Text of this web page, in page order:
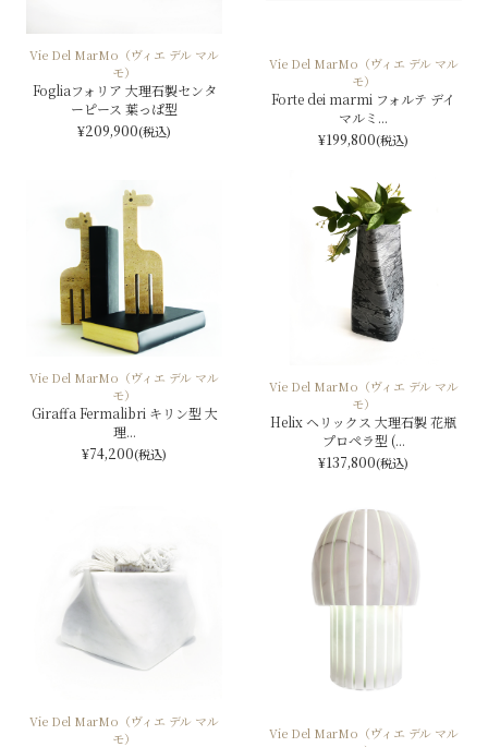
Vie Del MarMo（ヴィエ デル マル
モ）
Fogliaフォリア 大理石製センタ
ーピース 葉っぱ型
¥209,900(税込)
Vie Del MarMo（ヴィエ デル マル
モ）
Forte dei marmi フォルテ デイ
マルミ...
¥199,800(税込)
Vie Del MarMo（ヴィエ デル マル
モ）
Giraffa Fermalibri キリン型 大
理...
¥74,200(税込)
Vie Del MarMo（ヴィエ デル マル
モ）
Helix ヘリックス 大理石製 花瓶
プロペラ型 (...
¥137,800(税込)
Vie Del MarMo（ヴィエ デル マル
モ）
Vie Del MarMo（ヴィエ デル マル